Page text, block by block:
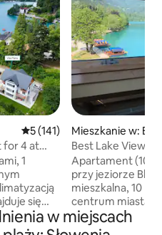
Średnia ocena: 5 na 5, liczba
5 (141)
for 4 at
1
się
w
Mieszkanie w:
Best Lake View
Apartament (102
przy jeziorze
mieszkalna, 10
centrum miasta.
pełni
sypialnie, łazienkę i piękny taras (widok
w miejscach